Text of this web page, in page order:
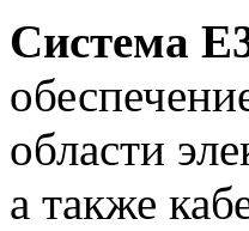
Система
области
а также